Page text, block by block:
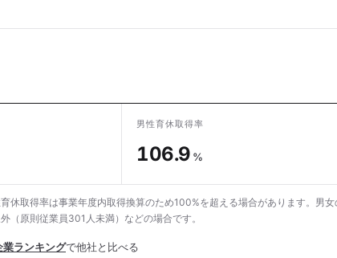
男性育休取得率
106.9 %
休取得率は事業年度内取得換算のため100%を超える場合があります。男
（原則従業員301人未満）などの場合です。
業ランキングで他社と比べる